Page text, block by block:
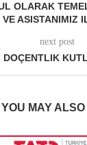
OLARAK
ASISTANIMIZ
next post
DOÇENTLIK
YOU MAY